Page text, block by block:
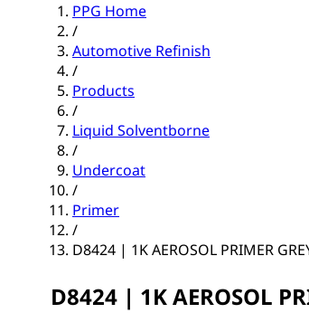
PPG Home
/
Automotive Refinish
/
Products
/
Liquid Solventborne
/
Undercoat
/
Primer
/
D8424 | 1K AEROSOL PRIMER
D8424 | 1K AEROSOL